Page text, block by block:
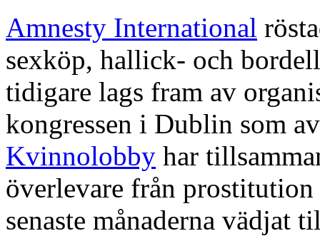
Amnesty International
sexköp, hallick- och
tidigare lags fram av
kongressen i Dublin som
Kvinnolobby har
överlevare från
senaste månaderna vädjat